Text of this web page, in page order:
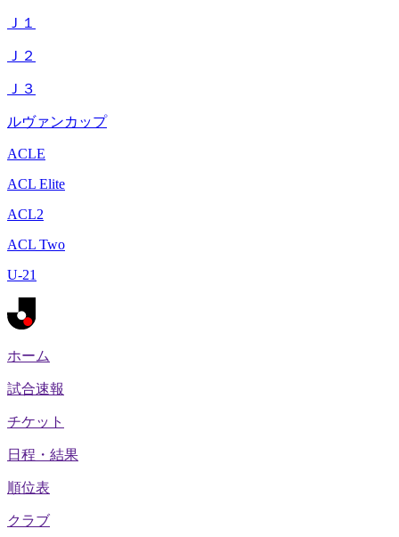
Ｊ１
Ｊ２
Ｊ３
ルヴァンカップ
ACLE
ACL Elite
ACL2
ACL Two
U-21
ホーム
試合速報
チケット
日程・結果
順位表
クラブ